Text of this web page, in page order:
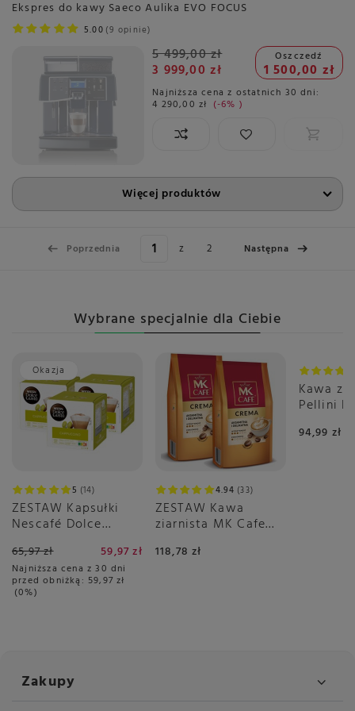
Ekspres do kawy Saeco Aulika EVO FOCUS
5.00 9 opinie
5 499,00 zł
3 999,00 zł
Oszczedź
1 500,00 zł
Najniższa cena z ostatnich 30 dni:
4 290,00 zł -6%
Więcej produktów
Poprzednia z 2 Następna
Wybrane specjalnie dla Ciebie
Okazja
5 14
ZESTAW Kapsułki
Nescafé Dolce
3x16 sztuk
65,97 zł 59,97 zł
Najniższa cena z 30 dni
przed obniżką: 59,97 zł
0%
4.94 33
ZESTAW Kawa
ziarnista MK Cafe
118,78 zł
Kawa
Pellini
94,99 zł
Zakupy